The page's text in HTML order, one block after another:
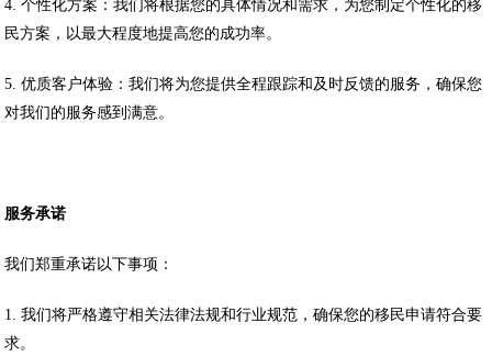
4. 个性化方案：我们将根据您的具体情况和需求，为您制定个性化的移
民方案，以最大程度地提高您的成功率。
5. 优质客户体验：我们将为您提供全程跟踪和及时反馈的服务，确保您
对我们的服务感到满意。
服务承诺
我们郑重承诺以下事项：
1. 我们将严格遵守相关法律法规和行业规范，确保您的移民申请符合要
求。